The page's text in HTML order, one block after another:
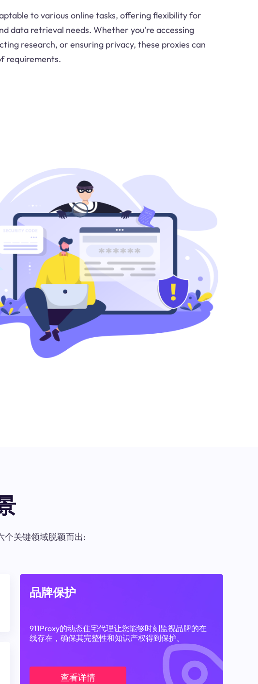
to various online tasks, offering flexibility for
data retrieval needs. Whether you're accessing
research, or ensuring privacy, these proxies can
requirements.
个关键领域脱颖而出:
品牌保护
911Proxy的动态住宅代理让您能够时刻监视品牌的在
线存在，确保其完整性和知识产权得到保护。
查看详情